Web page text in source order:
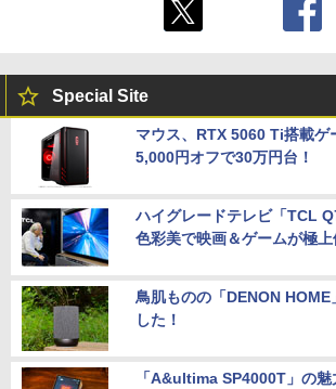
Special Site
マウス、RTX 5060 Ti搭載ゲ
5,000円オフで30万円台！
ハイグレードテレビ「TCL
色彩美で映画＆ゲームが極上
鳥肌ものの「DENON HOME
した！
「A&ultima SP4000T」の